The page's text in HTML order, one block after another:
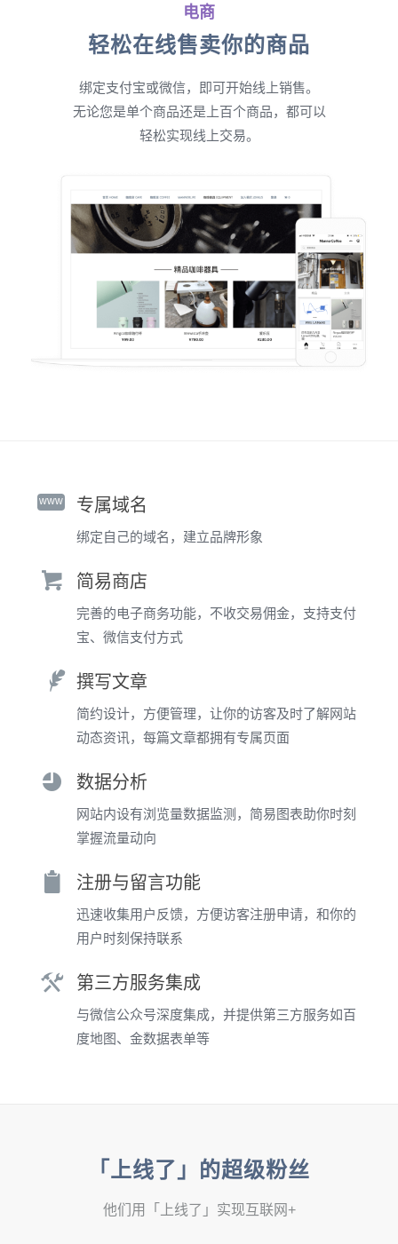
电商
轻松在线售卖你的商品
绑定支付宝或微信，即可开始线上销售。
无论您是单个商品还是上百个商品，都可以
轻松实现线上交易。
www 专属域名
绑定自己的域名，建立品牌形象
简易商店
完善的电子商务功能，不收交易佣金，支持支付
宝、微信支付方式
撰写文章
简约设计，方便管理，让你的访客及时了解网站
动态资讯，每篇文章都拥有专属页面
数据分析
网站内设有浏览量数据监测，简易图表助你时刻
掌握流量动向
注册与留言功能
迅速收集用户反馈，方便访客注册申请，和你的
用户时刻保持联系
第三方服务集成
与微信公众号深度集成，并提供第三方服务如百
度地图、金数据表单等
「上线了」的超级粉丝
他们用「上线了」实现互联网+